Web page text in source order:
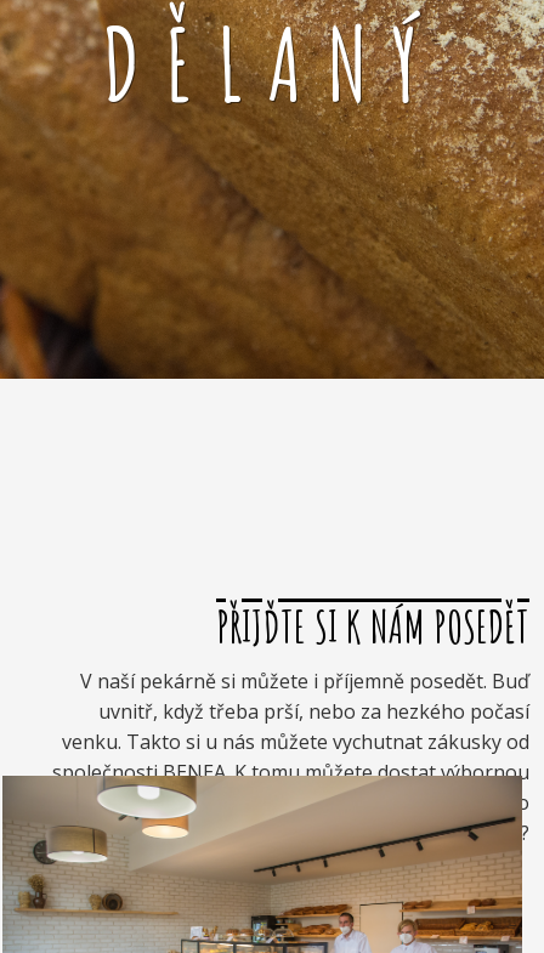
DĚLANÝ
PŘIJĎTE SI K NÁM POSEDĚT
V naší pekárně si můžete i příjemně posedět. Buď
uvnitř, když třeba prší, nebo za hezkého počasí
venku. Takto si u nás můžete vychutnat zákusky od
společnosti BENEA. K tomu můžete dostat výbornou
kávou. Nebo si raději dáte zrmzlinový pohár nebo
vynikající točenou zmrzlinu?